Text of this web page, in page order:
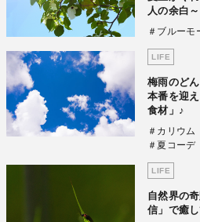
人の余白～
＃ブルーモ
LIFE
梅雨のど
本番を迎
食材」♪
＃カリウム
＃夏コーデ
LIFE
自然界の
信」で癒